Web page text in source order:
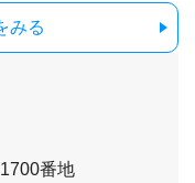
みる
番地